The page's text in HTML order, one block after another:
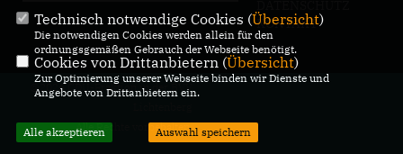
KONTAKT
@2026 CDU-Fraktion in der BVV
Alle Rechte vorbehalten.
Technisch notwendige Cookies (Übersicht)
Die notwendigen Cookies werden allein für den
ordnungsgemäßen Gebrauch der Webseite benötigt.
Cookies von Drittanbietern (Übersicht)
Zur Optimierung unserer Webseite binden wir Dienste und
Angebote von Drittanbietern ein.
Alle akzeptieren Auswahl speichern